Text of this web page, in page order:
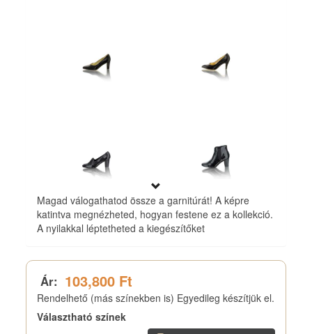
Magad válogathatod össze a garnitúrát! A képre
katintva megnézheted, hogyan festene ez a kollekció.
A nyilakkal léptetheted a kiegészítőket
Ár: 103,800 Ft
Rendelhető (más színekben is) Egyedileg készítjük el.
Választható színek